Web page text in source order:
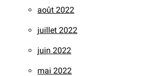
août 2022
juillet 2022
juin 2022
mai 2022